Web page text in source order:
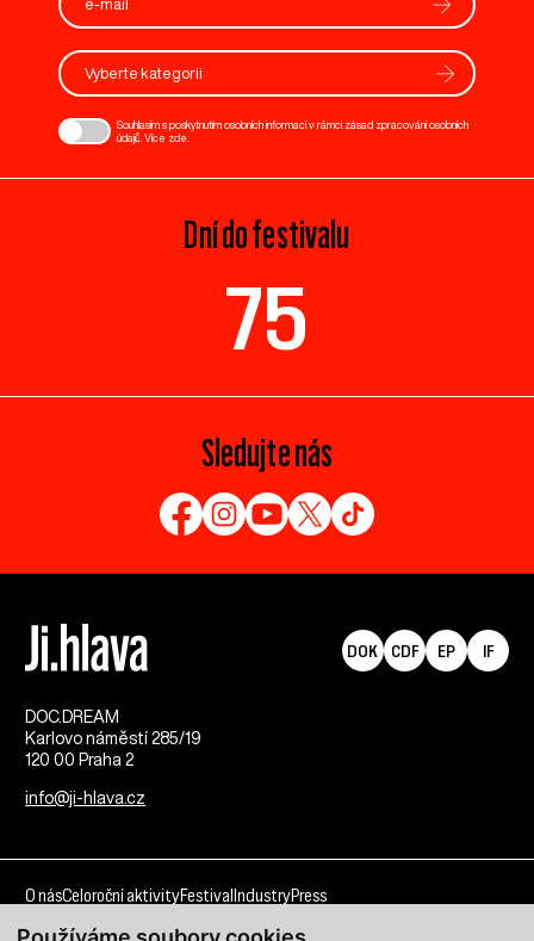
Vyberte kategorii
Souhlasím s poskytnutím osobních informací v rámci zásad zpracování osobních
údajů. Více zde
Dní do festivalu
75
Sledujte nás
DOC.DREAM​
Karlovo náměstí 285/19
120 00 Praha 2
info@ji-hlava.cz
DOK CDF EP IF
O násCeloroční aktivityFestival IndustryPress